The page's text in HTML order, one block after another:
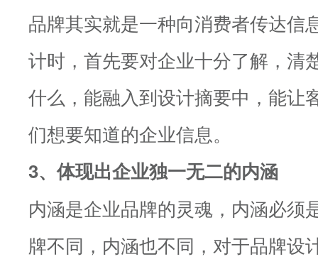
品牌其实就是一种向消费者传达信
计时，首先要对企业十分了解，清
什么，能融入到设计摘要中，能让
们想要知道的企业信息。
3、体现出企业独一无二的内涵
内涵是企业品牌的灵魂，内涵必须
牌不同，内涵也不同，对于品牌设